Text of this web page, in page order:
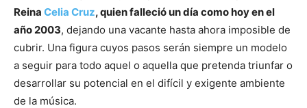
Reina Celia Cruz, quien falleció un día como hoy en el
año 2003, dejando una vacante hasta ahora imposible de
cubrir. Una figura cuyos pasos serán siempre un modelo
a seguir para todo aquel o aquella que pretenda triunfar o
desarrollar su potencial en el difícil y exigente ambiente
de la música.